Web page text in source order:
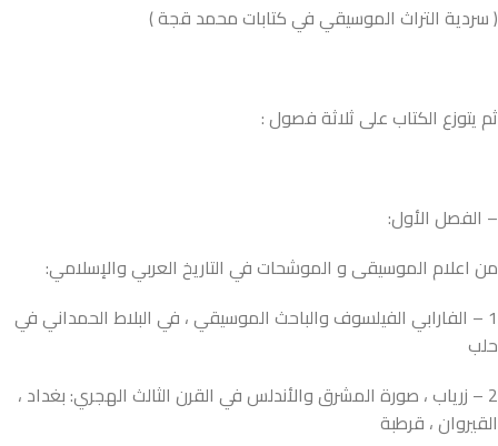
( سردية التراث الموسيقي في كتابات محمد قجة )
ثم يتوزع الكتاب على ثلاثة فصول :
– الفصل الأول:
من اعلام الموسيقى و الموشحات في التاريخ العربي والإسلامي:
1 – الفارابي الفيلسوف والباحث الموسيقي ، في البلاط الحمداني في
حلب
2 – زرياب ، صورة المشرق والأندلس في القرن الثالث الهجري: بغداد ،
القيروان ، قرطبة